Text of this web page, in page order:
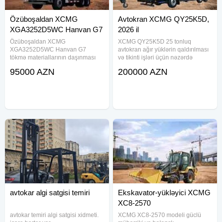
Özüboşaldan XCMG
XGA3252D5WC Hanvan G7
2026 il
Özüboşaldan XCMG
XGA3252D5WC Hanvan G7
tökmə materiallarının daşınması
avtomobilidir və tikinti, yol işləri ilə
95000 AZN
Avtokran XCMG QY25K5D,
2026 il
XCMG QY25K5D 25 tonluq
avtokran ağır yüklərin qaldırılması
və tikinti işləri üçün nəzərdə
yüksək hərəkət qabiliyyəti,
200000 AZN
avtokar algi satgisi temiri
avtokar temiri algi satgisi xidmeti.
Ekskavator-yükləyici XCMG
XC8-2570
XCMG XC8-2570 modeli güclü